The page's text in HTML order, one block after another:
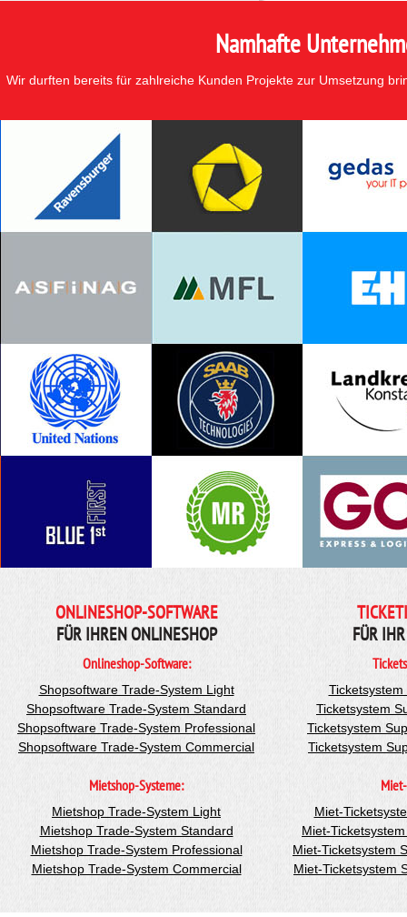
Namhafte
Wir durften bereits für zahlreiche Kunden Projekte zur Umsetzung
ONLINESHOP-SOFTWARE
FÜR IHREN ONLINESHOP
Onlineshop-Software:
Shopsoftware Trade-System Light
Shopsoftware Trade-System Standard
Shopsoftware Trade-System Professional
Shopsoftware Trade-System Commercial
Mietshop-Systeme:
Mietshop Trade-System Light
Mietshop Trade-System Standard
Mietshop Trade-System Professional
Mietshop Trade-System Commercial
FÜR
Ticketsystem
Ticketsystem
Ticketsystem
Miet-
Miet-
Miet-Ticketsystem
Miet-Ticketsystem